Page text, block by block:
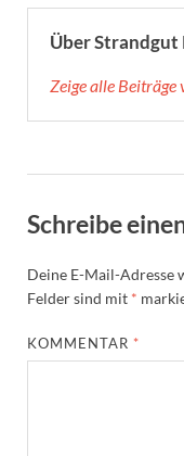
Über
Zeige alle
Schreibe
Deine E-Mail-
Felder sind mit *
KOMMENTAR *